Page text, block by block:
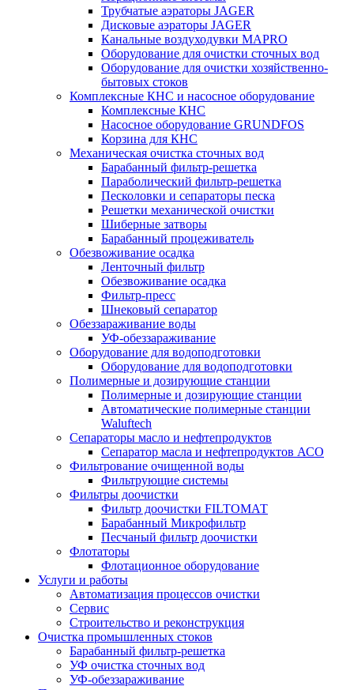
Трубчатые аэраторы JAGER
Дисковые аэраторы JAGER
Канальные воздуходувки MAPRO
Оборудование для очистки сточных вод
Оборудование для очистки хозяйственно-
бытовых стоков
Комплексные КНС и насосное оборудование
Комплексные КНС
Насосное оборудование GRUNDFOS
Корзина для КНС
Механическая очистка сточных вод
Барабанный фильтр-решетка
Параболический фильтр-решетка
Песколовки и сепараторы песка
Решетки механической очистки
Шиберные затворы
Барабанный процеживатель
Обезвоживание осадка
Ленточный фильтр
Обезвоживание осадка
Фильтр-пресс
Шнековый сепаратор
Обеззараживание воды
УФ-обеззараживание
Оборудование для водоподготовки
Оборудование для водоподготовки
Полимерные и дозирующие станции
Полимерные и дозирующие станции
Автоматические полимерные станции
Waluftech
Сепараторы масло и нефтепродуктов
Сепаратор масла и нефтепродуктов АСО
Фильтрование очищенной воды
Фильтрующие системы
Фильтры доочистки
Фильтр доочистки FILTOМАТ
Барабанный Микрофильтр
Песчаный фильтр доочистки
Флотаторы
Флотационное оборудование
Услуги и работы
Автоматизация процессов очистки
Сервис
Строительство и реконструкция
Очистка промышленных стоков
Барабанный фильтр-решетка
УФ очистка сточных вод
УФ-обеззараживание